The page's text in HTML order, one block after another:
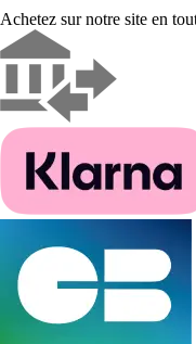
Achetez sur notre site en